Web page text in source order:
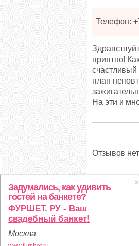
Телефон:
приятно!
счастливый
план
На эти и
Отзывов
Статистика
Задумались, как удивить
гостей на банкете?
ФУРШЕТ. РУ - Ваш
свадебный банкет!
Москва